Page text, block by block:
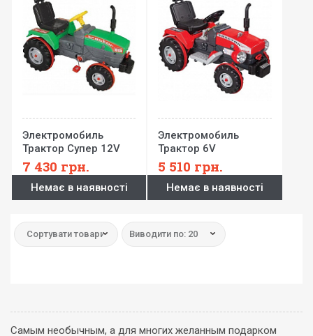
Электромобиль
Трактор Супер 12V
7 430 грн.
Немає в наявності
Электромобиль
Трактор 6V
5 510 грн.
Немає в наявності
Сортувати товари: Виводити по: 20
Самым необычным, а для многих желанным подарком